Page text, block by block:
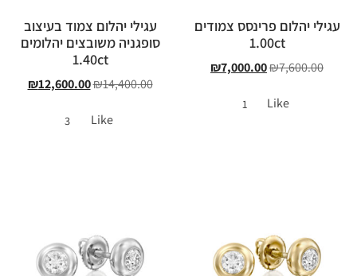
עגילי יהלום פרינסס צמודים
1.00ct
₪7,600.00
₪7,000.00
Like
1
עגילי יהלום צמוד בעיצוב
סופגניה משובצים יהלומים
1.40ct
₪14,400.00
₪12,600.00
Like
3